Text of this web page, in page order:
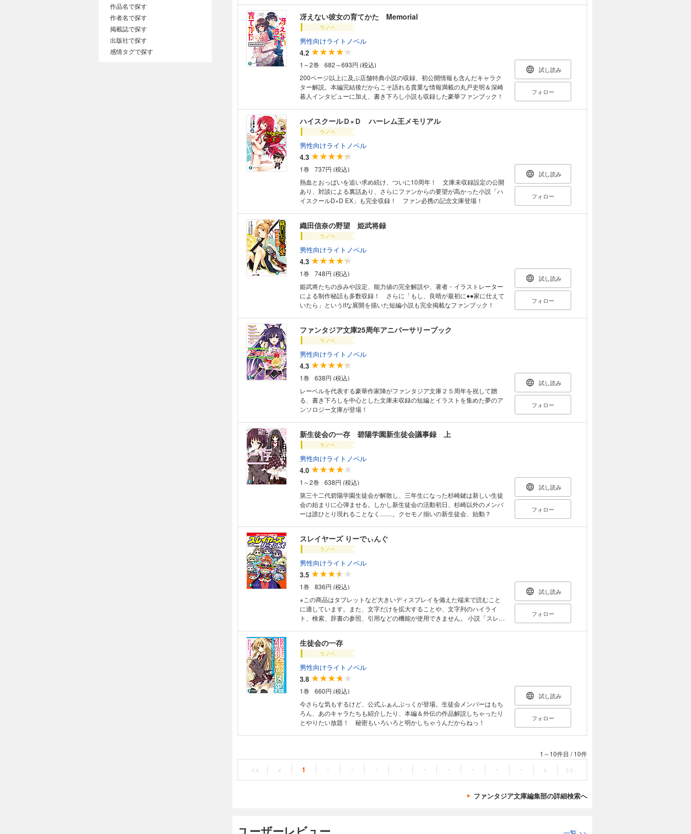
冴えない彼女の育てかた Memorial
ラノベ
男性向けライトノベル
4.2
1～2巻
682～693円 (税込)
200ページ以上に及ぶ店舗特典小説の収録、初公開情報も含んだキャラク
ター解説。本編完結後だからこそ語れる貴重な情報満載の丸戸史明＆深崎
暮人インタビューに加え、書き下ろし小説も収録した豪華ファンブック！
試し読み
フォロー
ハイスクールＤ×Ｄ ハーレム王メモリアル
ラノベ
男性向けライトノベル
4.3
1巻
737円 (税込)
熱血とおっぱいを追い求め続け、ついに10周年！ 文庫未収録設定の公開
あり、対談による裏話あり、さらにファンからの要望が高かった小説「ハ
イスクールD×D EX」も完全収録！ ファン必携の記念文庫登場！
試し読み
フォロー
織田信奈の野望 姫武将録
ラノベ
男性向けライトノベル
4.3
1巻
748円 (税込)
姫武将たちの歩みや設定、能力値の完全解説や、著者・イラストレーター
による制作秘話も多数収録！ さらに「もし、良晴が最初に●●家に仕えて
いたら」というifな展開を描いた短編小説も完全掲載なファンブック！
試し読み
フォロー
ファンタジア文庫25周年アニバーサリーブック
ラノベ
男性向けライトノベル
4.3
1巻
638円 (税込)
レーベルを代表する豪華作家陣がファンタジア文庫２５周年を祝して贈
る、書き下ろしを中心とした文庫未収録の短編とイラストを集めた夢のア
ンソロジー文庫が登場！
試し読み
フォロー
新生徒会の一存 碧陽学園新生徒会議事録 上
ラノベ
男性向けライトノベル
4.0
1～2巻
638円 (税込)
第三十二代碧陽学園生徒会が解散し、三年生になった杉崎鍵は新しい生徒
会の始まりに心弾ませる。しかし新生徒会の活動初日、杉崎以外のメンバ
ーは誰ひとり現れることなく……。クセモノ揃いの新生徒会、始動？
試し読み
フォロー
スレイヤーズ りーでぃんぐ
ラノベ
男性向けライトノベル
3.5
1巻
836円 (税込)
※この商品はタブレットなど大きいディスプレイを備えた端末で読むこと
に適しています。また、文字だけを拡大することや、文字列のハイライ
ト、検索、辞書の参照、引用などの機能が使用できません。 小説「スレイ
まで、ぜーんぶ教えちゃう、ファン必至のアイテム！
試し読み
フォロー
生徒会の一存
ラノベ
男性向けライトノベル
3.8
1巻
660円 (税込)
今さらな気もするけど、公式ふぁんぶっくが登場。生徒会メンバーはもち
ろん、あのキャラたちも紹介したり、本編＆外伝の作品解説しちゃったり
とやりたい放題！ 秘密もいろいろと明かしちゃうんだからねっ！
試し読み
フォロー
1～10件目 /10件
<< < 1 ・ ・ ・ ・ ・ ・ ・ ・ ・ > >>
ファンタジア文庫編集部の詳細検索へ
作品名で探す
作者名で探す
掲載誌で探す
出版社で探す
感情タグで探す